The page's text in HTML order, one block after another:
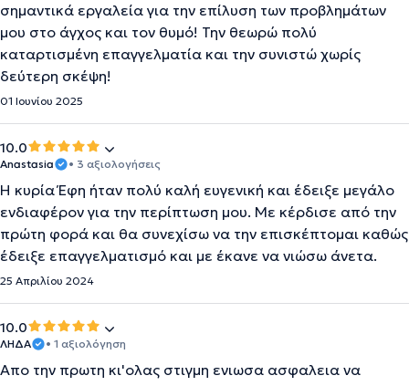
σημαντικά εργαλεία για την επίλυση των προβλημάτων
μου στο άγχος και τον θυμό! Την θεωρώ πολύ
καταρτισμένη επαγγελματία και την συνιστώ χωρίς
δεύτερη σκέψη!
01 Ιουνίου 2025
10.0
Anastasia • 3 αξιολογήσεις
Η κυρία Έφη ήταν πολύ καλή ευγενική και έδειξε μεγάλο
ενδιαφέρον για την περίπτωση μου. Με κέρδισε από την
πρώτη φορά και θα συνεχίσω να την επισκέπτομαι καθώς
έδειξε επαγγελματισμό και με έκανε να νιώσω άνετα.
25 Απριλίου 2024
10.0
ΛΗΔΑ • 1 αξιολόγηση
Απο την πρωτη κι'ολας στιγμη ενιωσα ασφαλεια να